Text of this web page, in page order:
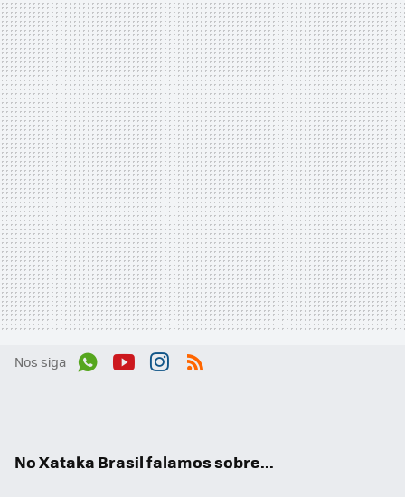
Nos siga
No Xataka Brasil falamos sobre...